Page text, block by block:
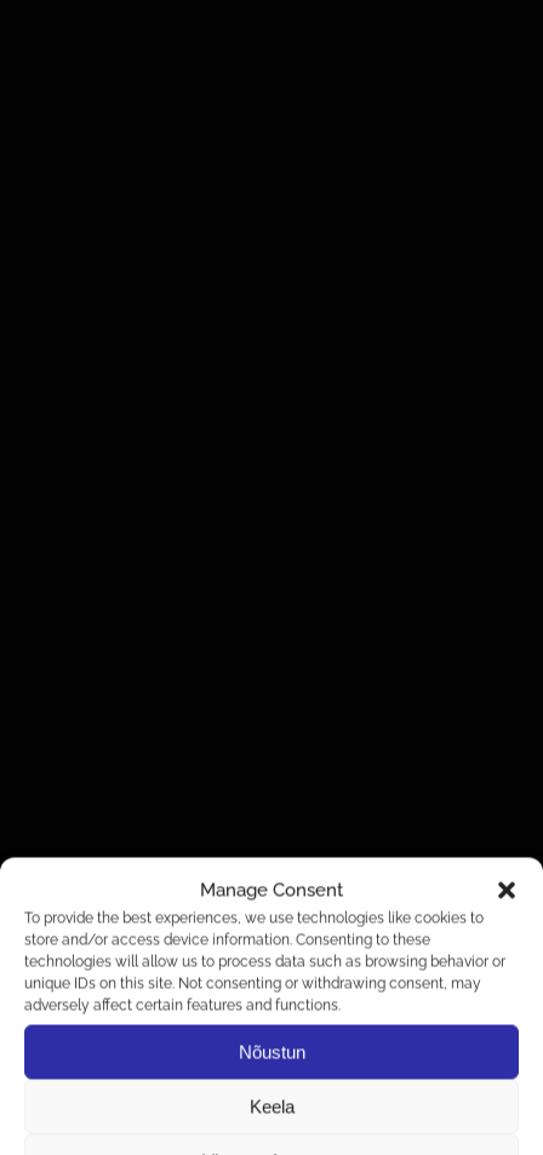
Manage Consent
To provide the best experiences, we use technologies like cookies to
store and/or access device information. Consenting to these
technologies will allow us to process data such as browsing behavior or
unique IDs on this site. Not consenting or withdrawing consent, may
adversely affect certain features and functions.
Nõustun
Keela